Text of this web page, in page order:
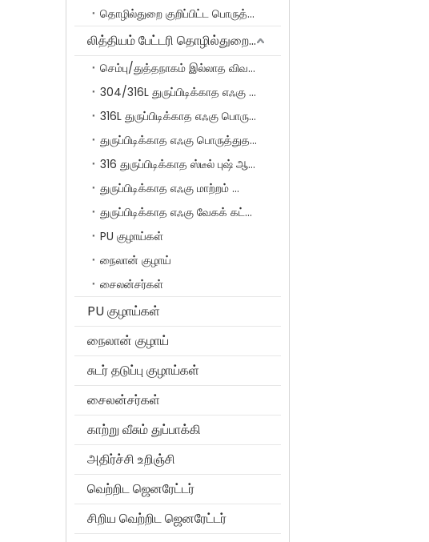
தொழில்துறை குறிப்பிட்ட பொருத்துதல்கள்
லித்தியம் பேட்டரி தொழில்துறைக்கான சிறப்பு தயாரிப்புகள்
செம்பு/துத்தநாகம் இல்லாத விவரக்குறிப்பு விரைவான இணைக்கும் குழாய் பொருத்துதல்கள் SF தொடர்
304/316L துருப்பிடிக்காத எஃகு பொருத்துதல்கள்
316L துருப்பிடிக்காத எஃகு பொருத்துதல்கள்
துருப்பிடிக்காத எஃகு பொருத்துதல் மீது தள்ளுதல்
316 துருப்பிடிக்காத ஸ்டீல் புஷ் ஆன் ஃபிட்டிங்ஸ் சீரிஸ் வித் ஃபெரூல்
துருப்பிடிக்காத எஃகு மாற்றம் பொருத்துதல்கள்
துருப்பிடிக்காத எஃகு வேகக் கட்டுப்பாட்டு வால்வுகள்
PU குழாய்கள்
நைலான் குழாய்
சைலன்சர்கள்
PU குழாய்கள்
நைலான் குழாய்
சுடர் தடுப்பு குழாய்கள்
சைலன்சர்கள்
காற்று வீசும் துப்பாக்கி
அதிர்ச்சி உறிஞ்சி
வெற்றிட ஜெனரேட்டர்
சிறிய வெற்றிட ஜெனரேட்டர்